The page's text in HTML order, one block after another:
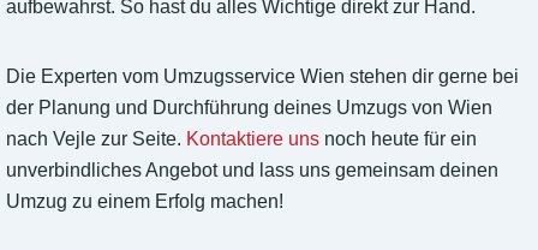
aufbewahrst. So hast du alles Wichtige direkt zur Hand.
Die Experten vom Umzugsservice Wien stehen dir gerne bei
der Planung und Durchführung deines Umzugs von Wien
nach Vejle zur Seite. Kontaktiere uns noch heute für ein
unverbindliches Angebot und lass uns gemeinsam deinen
Umzug zu einem Erfolg machen!